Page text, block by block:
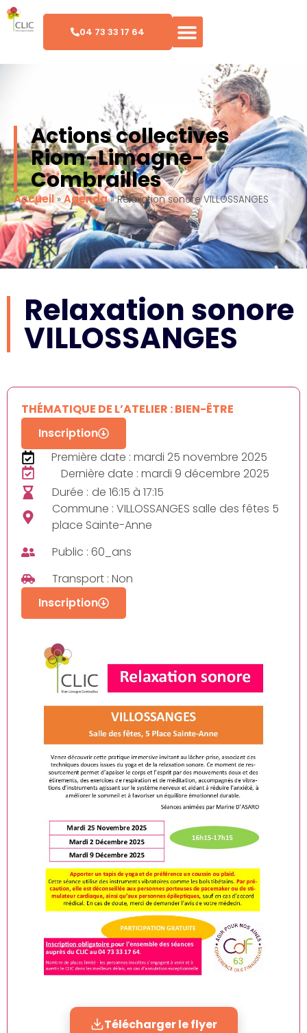
04 73 33 17 64
Actions collectives
Riom-Limagne-
Combrailles
Accueil»Agenda»Relaxation sonore VILLOSSANGES
Relaxation sonore
VILLOSSANGES
THÉMATIQUE DE L’ATELIER : BIEN-ÊTRE
Inscription
Première date : mardi 25 novembre 2025
Dernière date : mardi 9 décembre 2025
Durée : de 16:15 à 17:15
Commune : VILLOSSANGES salle des fêtes 5
place Sainte-Anne
Public : 60_ans
Transport : Non
Inscription
Télécharger le flyer